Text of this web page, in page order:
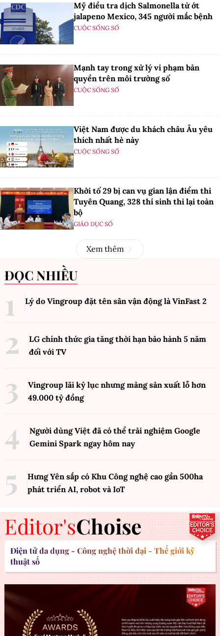
Mỹ điều tra dịch Salmonella từ ớt
jalapeno Mexico, 345 người mắc bệnh
CUỘC SỐNG SỐ
Mạnh tay trong xử lý vi phạm bản
quyền trên môi trường số
CUỘC SỐNG SỐ
Việt Nam được du khách châu Âu yêu
thích nhất hè này
CUỘC SỐNG SỐ
Khởi tố 29 bị can vụ gian lận điểm thi
Tuyên Quang, 328 thí sinh thi lại toàn
bộ
GIÁO DỤC SỐ
Xem thêm
ĐỌC NHIỀU
Lý do Vingroup đặt tên sân vận động là VinFast 2
LG chính thức gia tăng thời hạn bảo hành 5 năm
đối với TV
Vingroup lãi kỷ lục nhưng mảng sản xuất lỗ hơn
49.000 tỷ đồng
Người dùng Việt đã có thể trải nghiệm Google
Gemini Spark ngay hôm nay
Hưng Yên sắp có Khu Công nghệ cao gần 500ha
phát triển AI, robot và IoT
Editor'sChoise
Điện tử đa dụng - Công nghệ thời đại - Thế giới kỹ
thuật số